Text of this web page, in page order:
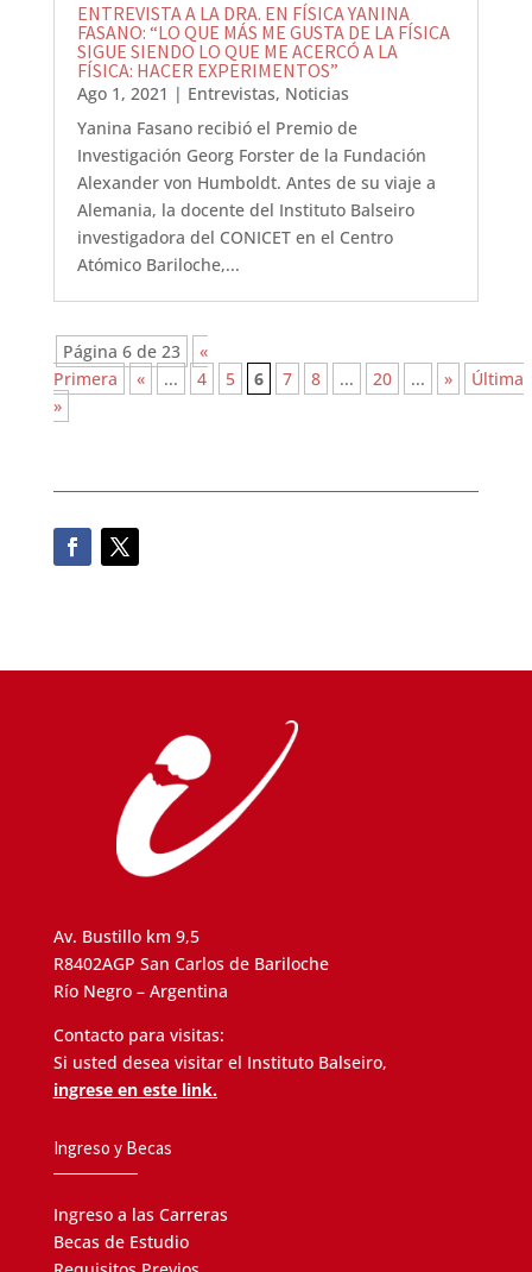
ENTREVISTA A LA DRA. EN FÍSICA YANINA
FASANO: “LO QUE MÁS ME GUSTA DE LA FÍSICA
SIGUE SIENDO LO QUE ME ACERCÓ A LA
FÍSICA: HACER EXPERIMENTOS”
Ago 1, 2021 | Entrevistas, Noticias
Yanina Fasano recibió el Premio de
Investigación Georg Forster de la Fundación
Alexander von Humboldt. Antes de su viaje a
Alemania, la docente del Instituto Balseiro
investigadora del CONICET en el Centro
Atómico Bariloche,...
Página 6 de 23
«
Primera
« ... 4 5 6 7 8 ... 20 ... »
Última
»
Av. Bustillo km 9,5
R8402AGP San Carlos de Bariloche
Río Negro – Argentina
Contacto para visitas:
Si usted desea visitar el Instituto Balseiro,
ingrese en este link.
Ingreso y Becas
Ingreso a las Carreras
Becas de Estudio